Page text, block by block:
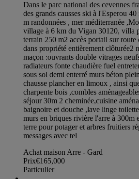
Dans le parc national des cevennes
des grands causses ski à l'Esperou
m randonnées , mer méditerranée
village à 6 km du Vigan 30120, villa
terrain 250 m2 accès portail sur route
dans propriété entièrement clôturée2
maçon :ouvrants double vitrages
radiateurs fonte chaudière fuel
sous sol demi enterré murs béton
chausse plancher en limoux , ainsi
charpente bois ,combles
séjour 30m 2 cheminée,cuisine
baignoire et douche ,lave linge
murs en briques rivière l'arre à 300m
terre pour potager et arbres fruitiers
messages avec tel
Achat maison Arre - Gard
Prix€165,000
Particulier